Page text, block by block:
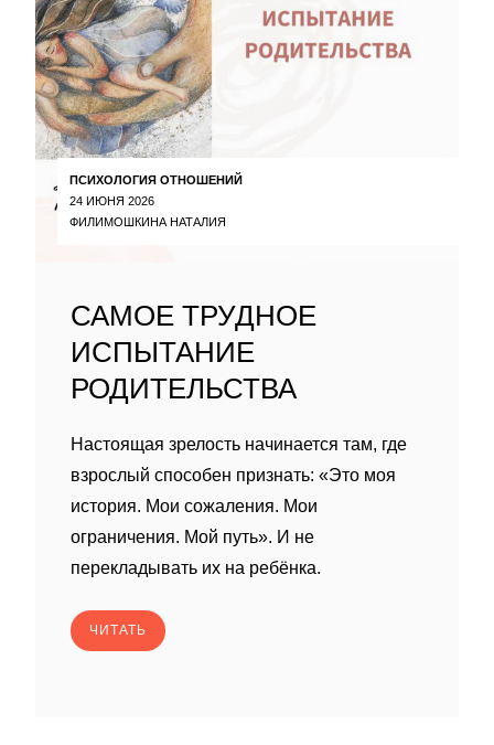
ПСИХОЛОГИЯ ОТНОШЕНИЙ
24 ИЮНЯ 2026
ФИЛИМОШКИНА НАТАЛИЯ
САМОЕ ТРУДНОЕ
ИСПЫТАНИЕ
РОДИТЕЛЬСТВА
Настоящая зрелость начинается там, где
взрослый способен признать: «Это моя
история. Мои сожаления. Мои
ограничения. Мой путь». И не
перекладывать их на ребёнка.
ЧИТАТЬ